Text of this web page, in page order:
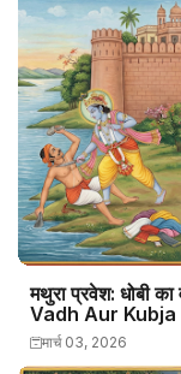
मथुरा प्रवेश: धोबी
Vadh Aur
मार्च 03, 2026